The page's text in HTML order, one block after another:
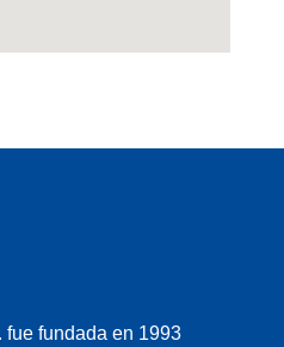
fue fundada en 1993